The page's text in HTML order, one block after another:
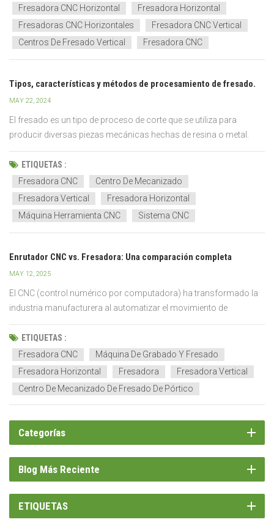
permiten procesos de mecanizado eficientes, ya sea cortando
mate...
Fresadora CNC Horizontal
Fresadora Horizontal
Fresadoras CNC Horizontales
Fresadora CNC Vertical
Centros De Fresado Vertical
Fresadora CNC
Tipos, características y métodos de procesamiento de fresado.
MAY 22, 2024
El fresado es un tipo de proceso de corte que se utiliza para
producir diversas piezas mecánicas hechas de resina o metal.
Utilizando una variedad de herramientas diferentes durante el
proceso de mecanizado, se pueden mecanizar formas complejas.
También es un método de procesamiento con alta precisi...
ETIQUETAS :
Fresadora CNC
Centro De Mecanizado
Fresadora Vertical
Fresadora Horizontal
Máquina Herramienta CNC
Sistema CNC
Enrutador CNC vs. Fresadora: Una comparación completa
MAY 12, 2025
El CNC (control numérico por computadora) ha transformado la
industria manufacturera al automatizar el movimiento de
herramientas y maquinaria de fábrica mediante software
preprogramado. Ha transformado el proceso de fabricación de
componentes, donde todos los trabajos de corte tridimensional
se pue...
ETIQUETAS :
Fresadora CNC
Máquina De Grabado Y Fresado
Fresadora Horizontal
Fresadora
Fresadora Vertical
Centro De Mecanizado De Fresado De Pórtico
Categorías
Blog Más Reciente
ETIQUETAS